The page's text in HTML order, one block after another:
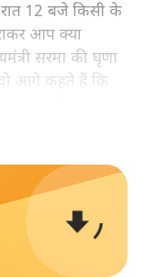
12 बजे किसी के
आप क्या
सरमा की घृणा
वो आगे कहते हैं कि